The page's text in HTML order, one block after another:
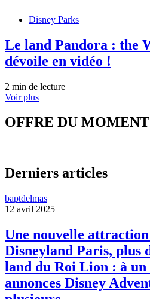
Disney Parks
Le land Pandora : the
dévoile en vidéo !
2 min de lecture
Voir plus
OFFRE DU MOMENT
Derniers articles
baptdelmas
12 avril 2025
Une nouvelle
Disneyland Paris, plus
land du Roi Lion : à un
annonces Disney